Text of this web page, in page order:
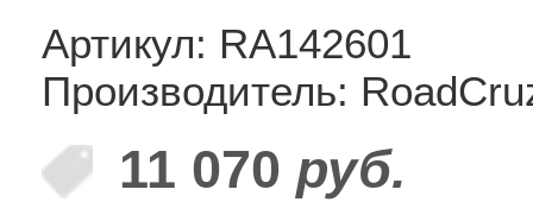
Артикул: RA142601
Производитель:
11 070 руб.